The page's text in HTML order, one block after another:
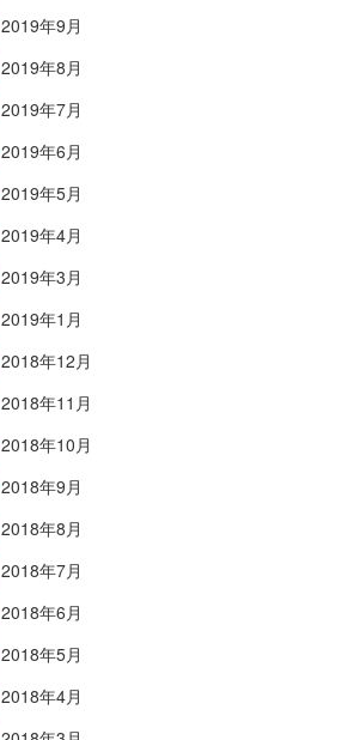
2019年9月
2019年8月
2019年7月
2019年6月
2019年5月
2019年4月
2019年3月
2019年1月
2018年12月
2018年11月
2018年10月
2018年9月
2018年8月
2018年7月
2018年6月
2018年5月
2018年4月